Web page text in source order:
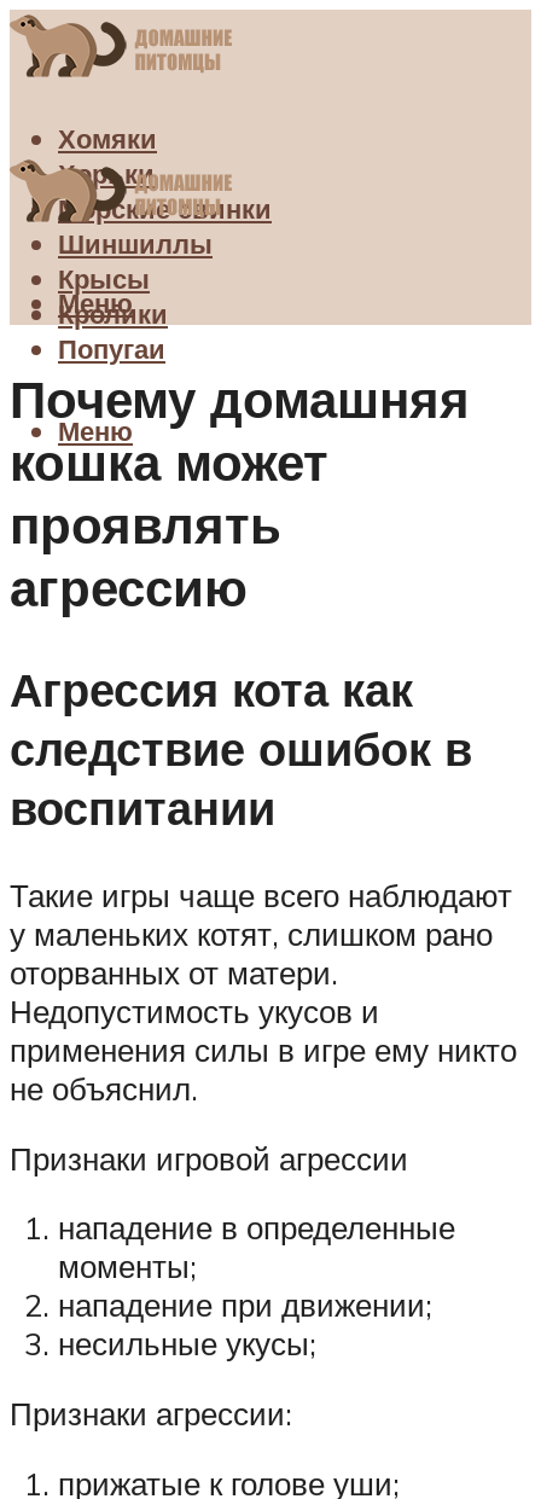
Хомяки
Хорьки
Морские свинки
Шиншиллы
Крысы
Кролики
Попугаи
Меню
Меню
Почему домашняя
кошка может
проявлять
агрессию
Агрессия кота как
следствие ошибок в
воспитании
Такие игры чаще всего наблюдают
у маленьких котят, слишком рано
оторванных от матери.
Недопустимость укусов и
применения силы в игре ему никто
не объяснил.
Признаки игровой агрессии
нападение в определенные
моменты;
нападение при движении;
несильные укусы;
Признаки агрессии:
прижатые к голове уши;